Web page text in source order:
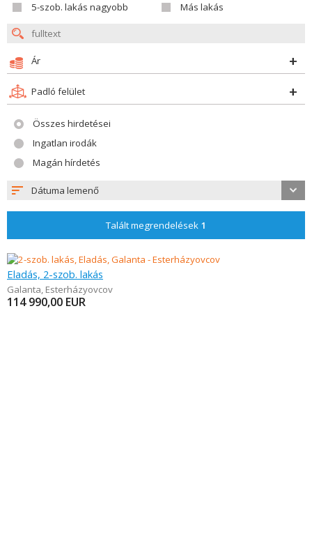
5-szob. lakás nagyobb
Más lakás
Ár
Padló felület
Összes hirdetései
Ingatlan irodák
Magán hírdetés
Dátuma lemenő
Talált megrendelések 1
Eladás, 2-szob. lakás
Galanta, Esterházyovcov
114 990,00 EUR